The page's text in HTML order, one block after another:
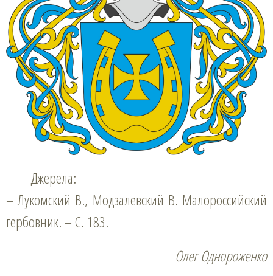
Джерела:
– Лукомский В., Модзалевский В. Малороссийский
гербовник. – С. 183.
Олег Однороженко